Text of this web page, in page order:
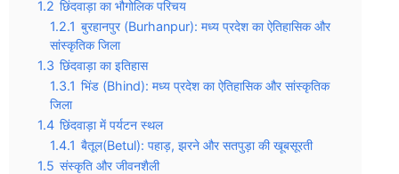
1.2 छिंदवाड़ा का भौगोलिक परिचय
1.2.1 बुरहानपुर (Burhanpur): मध्य प्रदेश का ऐतिहासिक और
सांस्कृतिक जिला
1.3 छिंदवाड़ा का इतिहास
1.3.1 भिंड (Bhind): मध्य प्रदेश का ऐतिहासिक और सांस्कृतिक
जिला
1.4 छिंदवाड़ा में पर्यटन स्थल
1.4.1 बैतूल(Betul): पहाड़, झरने और सतपुड़ा की खूबसूरती
1.5 संस्कृति और जीवनशैली